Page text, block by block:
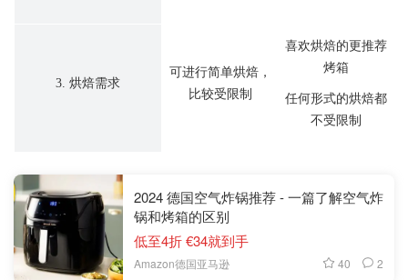
3. 烘焙需求
可进行简单烘焙，
比较受限制
喜欢烘焙的更推荐
烤箱
任何形式的烘焙都
不受限制
2024 德国空气炸锅推荐 - 一篇了解空气炸
锅和烤箱的区别
低至4折 €34就到手
Amazon德国亚马逊 40 2